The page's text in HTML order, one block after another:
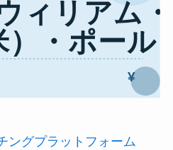
ングプラットフォーム